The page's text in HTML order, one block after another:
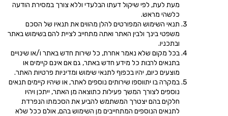
מעת לעת, לפי שיקול דעתו הבלעדי וללא צורך במסירת הודעה
כלשהי מראש.
תנאי השימוש המפורטים להלן מהווים את תנאיו של הסכם
משפטי בינך ולבין האתר ואתה מתחייב לציית להם בשימוש באתר
ובתכניו.
בכל מקום שלא נאמר אחרת, כל שירות חדש באתר ו/או שינויים
בתנאים לרבות כל מידע חדש באתר, גם אם אינם קיימים או
מוצעים כיום, יהיו בכפוף לתנאי שימוש ומדיניות פרטיות האתר.
במקרה בו יתווספו שירותים נוספים לאתר, או שיהיו קיימים תנאים
נוספים לצורך המשך פעילות כתוצאה מן האתר, ייתכן ויהיו
חלקים בהם יצטרך המשתמש להביע את הסכמתו הנפרדת
לתנאים הנוספים המתחייבים מן השימוש בהם, אולם ככל שלא